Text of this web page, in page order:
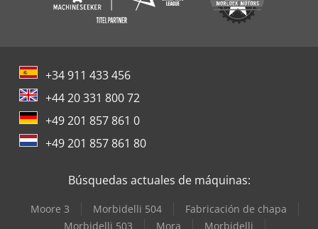
+34 911 433 456
+44 20 331 800 72
+49 201 857 861 0
+49 201 857 861 80
Búsquedas actuales de máquinas:
Moore 3 Morbidelli 504
Fabricación de chapa
Morbidelli 503
Mora
Morbidelli